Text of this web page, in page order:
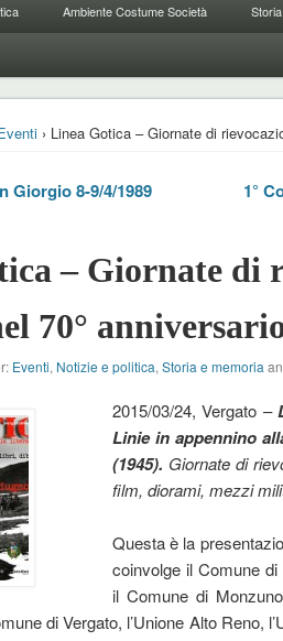
Ambiente Costume Società
› Linea Gotica – Giornate di
Giorgio 8-9/4/1989
1°
– Giornate di
70°
Eventi, Notizie e politica, Storia e memoria
2015/03/24, Vergato –
Linie in appennino
(1945). Giornate di
film, diorami, mezzi
Questa è la
coinvolge il Comune
il Comune di
di Vergato, l’Unione Alto Reno,